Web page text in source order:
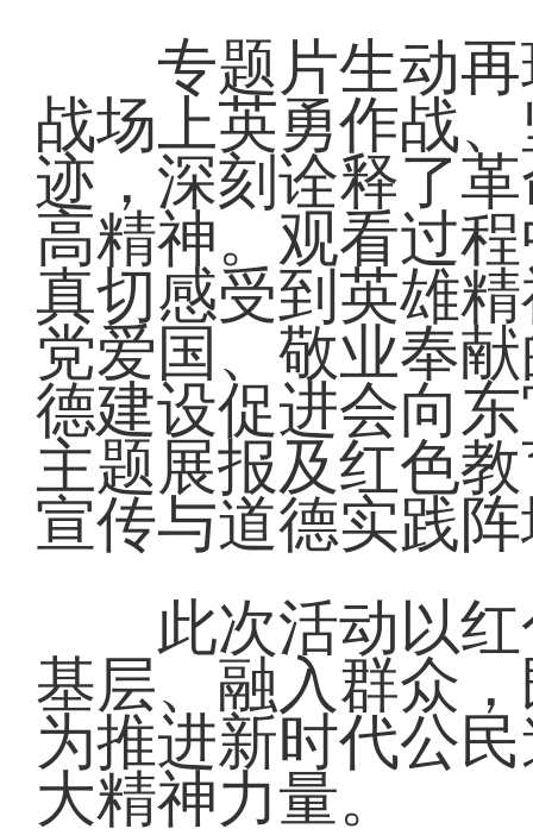
专题片生动再
战场上英勇作战
迹，深刻诠释了
高精神。观看过
真切感受到英雄
党爱国、敬业奉
德建设促进会向
主题展报及红色
宣传与道德实践
此次活动以红
基层、融入群众
为推进新时代公
大精神力量。